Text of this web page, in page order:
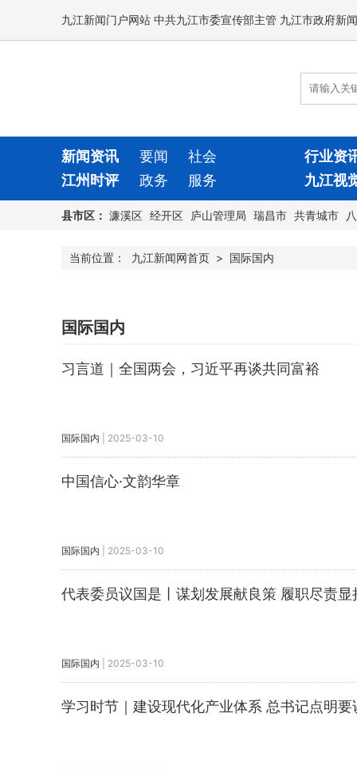
九江新闻门户网站 中共九江市委宣传部主管 九江市政府
新闻资讯 要闻 社会
行业资
江州时评
政务 服务 九江视
县市区： 濂溪区 经开区 庐山管理局 瑞昌市 共青城市
当前位置： 九江新闻网首页 > 国际国内
国际国内
习言道｜全国两会，习近平再谈共同富裕
国际国内 2025-03-10
中国信心·文韵华章
国际国内 2025-03-10
代表委员议国是丨谋划发展献良策 履职尽责显
国际国内 2025-03-10
学习时节｜建设现代化产业体系 总书记点明要